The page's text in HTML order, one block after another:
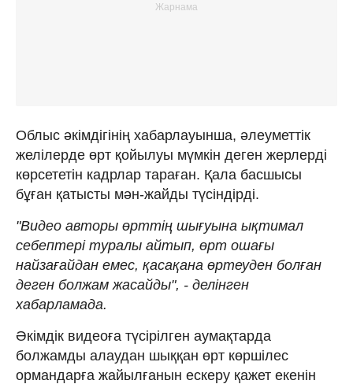
Облыс әкімдігінің хабарлауынша, әлеуметтік
желілерде өрт қойылуы мүмкін деген жерлерді
көрсететін кадрлар тараған. Қала басшысы
бұған қатысты мән-жайды түсіндірді.
"Видео авторы өрттің шығуына ықтимал
себептері туралы айтып, өрт ошағы
найзағайдан емес, қасақана өртеуден болған
деген болжам жасайды", - делінген
хабарламада.
Әкімдік видеоға түсірілген аумақтарда
болжамды алаудан шыққан өрт көршілес
ормандарға жайылғанын ескеру қажет екенін